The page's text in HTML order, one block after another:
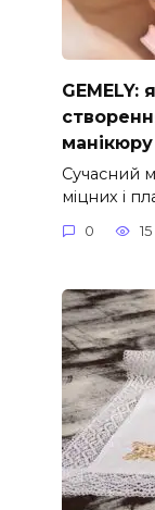
манікюру
Сучасний
міцних і
0 15